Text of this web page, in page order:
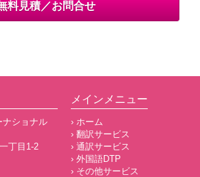
料見積／お問合せ
ナショナル
丁目1-2
メインメニュー
› ホーム
› 翻訳サービス
› 通訳サービス
› 外国語DTP
› その他サービス